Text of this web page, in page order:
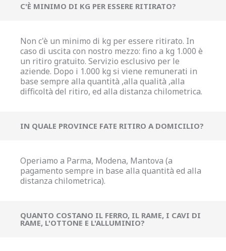
C'È MINIMO DI KG PER ESSERE RITIRATO?
Non c'è un minimo di kg per essere ritirato. In
caso di uscita con nostro mezzo: fino a kg 1.000 è
un ritiro gratuito. Servizio esclusivo per le
aziende. Dopo i 1.000 kg si viene remunerati in
base sempre alla quantità ,alla qualità ,alla
difficoltà del ritiro, ed alla distanza chilometrica.
IN QUALE PROVINCE FATE RITIRO A DOMICILIO?
Operiamo a Parma, Modena, Mantova (a
pagamento sempre in base alla quantità ed alla
distanza chilometrica).
QUANTO COSTANO IL FERRO, IL RAME, I CAVI DI
RAME, L'OTTONE E L'ALLUMINIO?